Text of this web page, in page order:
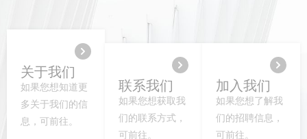
关于我们
如果您想知道更
多关于我们的信
息，可前往。
联系我们
如果您想获取我
们的联系方式，
可前往。
加入我们
如果您想了解我
们的招聘信息，
可前往。